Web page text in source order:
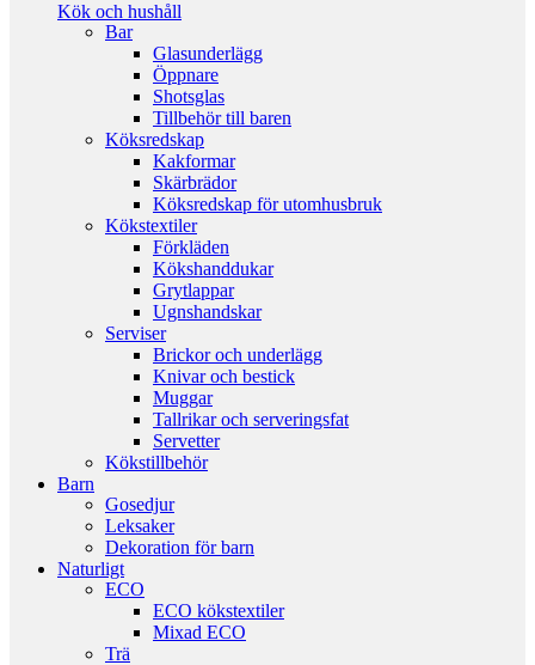
Kök och hushåll
Bar
Glasunderlägg
Öppnare
Shotsglas
Tillbehör till baren
Köksredskap
Kakformar
Skärbrädor
Köksredskap för utomhusbruk
Kökstextiler
Förkläden
Kökshanddukar
Grytlappar
Ugnshandskar
Serviser
Brickor och underlägg
Knivar och bestick
Muggar
Tallrikar och serveringsfat
Servetter
Kökstillbehör
Barn
Gosedjur
Leksaker
Dekoration för barn
Naturligt
ECO
ECO kökstextiler
Mixad ECO
Trä